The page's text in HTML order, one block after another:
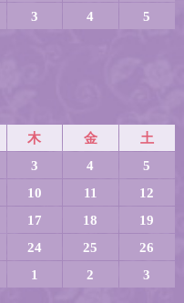
3 4 5
木 金
土
3 4
5
10 11
12
17 18
19
24 25
26
1 2 3